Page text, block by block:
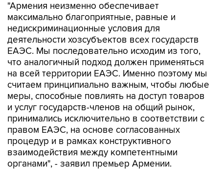
"Армения неизменно обеспечивает
максимально благоприятные, равные и
недискриминационные условия для
деятельности хозсубъектов всех государств
ЕАЭС. Мы последовательно исходим из того,
что аналогичный подход должен применяться
на всей территории ЕАЭС. Именно поэтому мы
считаем принципиально важным, чтобы любые
меры, способные повлиять на доступ товаров
и услуг государств-членов на общий рынок,
принимались исключительно в соответствии с
правом ЕАЭС, на основе согласованных
процедур и в рамках конструктивного
взаимодействия между компетентными
органами", - заявил премьер Армении.